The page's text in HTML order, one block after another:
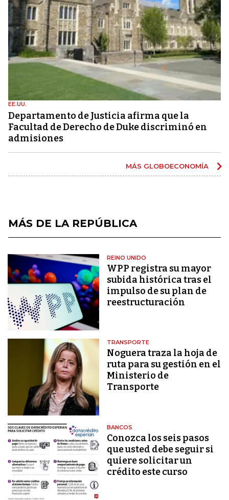
EE.UU.
Departamento de Justicia afirma que la
Facultad de Derecho de Duke discriminó en
admisiones
MÁS GLOBOECONOMÍA
MÁS DE LA REPÚBLICA
REINO UNIDO
WPP registra su mayor
subida histórica tras el
impulso de su plan de
reestructuración
TRANSPORTE
Noguera traza la hoja de
ruta para su gestión en el
Ministerio de
Transporte
BANCOS
Conozca los seis pasos
que usted debe seguir si
quiere solicitar un
crédito este curso